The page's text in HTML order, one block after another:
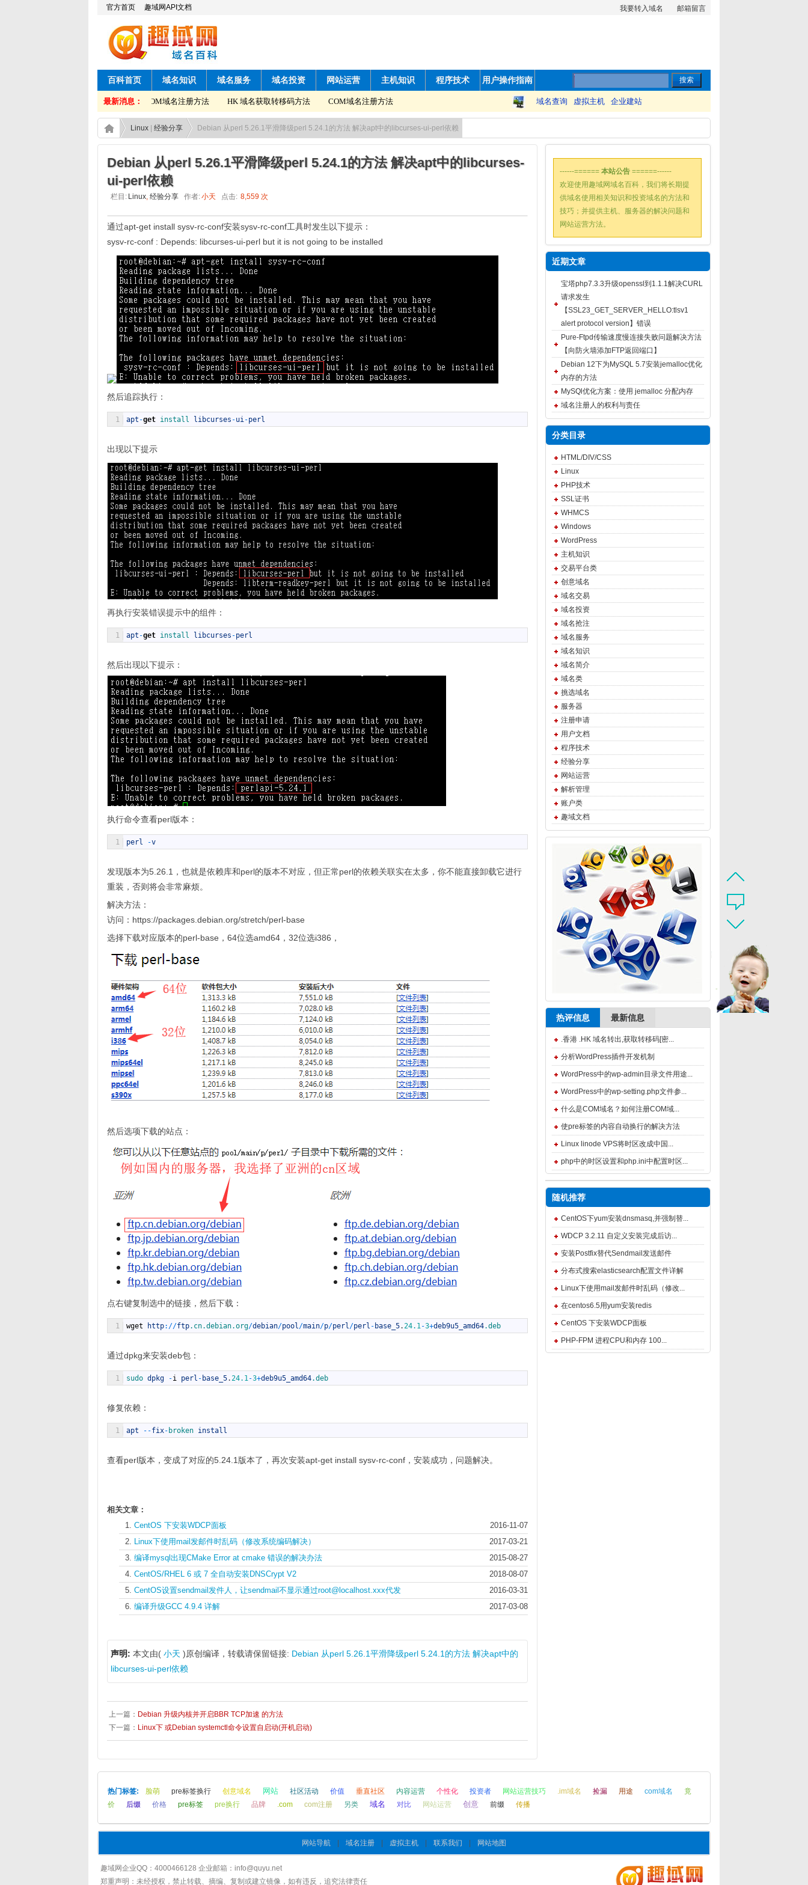
官方首页 趣域网API文档 我要转入域名 邮箱留言
百科首页 域名知识 域名服务 域名投资 网站运营 主机知识 程序技术 用户操作指南
最新消息：
HK 域名获取转移码方法 COM域名注册方法 HK 域名获取转移码方法 COM域名注册方法 域名查询 虚拟主机 企业建站
Linux 经验分享 Debian 从perl 5.26.1平滑降级perl 5.24.1的方法 解决apt中的libcurses-ui-perl依赖
Debian 从perl 5.26.1平滑降级perl 5.24.1的方法 解决apt中的libcurses-
ui-perl依赖
栏目: Linux, 经验分享 作者:小天 点击: 8,559 次
通过apt-get install sysv-rc-conf安装sysv-rc-conf工具时发生以下提示：
sysv-rc-conf : Depends: libcurses-ui-perl but it is not going to be installed
然后追踪执行：
1 apt -get install libcurses -ui-perl
出现以下提示
再执行安装错误提示中的组件：
1 apt -get install libcurses -perl
然后出现以下提示：
执行命令查看perl版本：
1 perl -v
发现版本为5.26.1，也就是依赖库和perl的版本不对应，但正常perl的依赖关联实在太多，你不能直接卸载它进行
重装，否则将会非常麻烦。
解决方法：
访问：https://packages.debian.org/stretch/perl-base
选择下载对应版本的perl-base，64位选amd64，32位选i386，
然后选项下载的站点：
点右键复制选中的链接，然后下载：
1 wget http: //ftp.cn.debian.org/debian/pool/main/p/perl/perl - base_5.24.1-3+deb9u5_amd64.deb
通过dpkg来安装deb包：
1 sudo dpkg -i perl - base_5.24.1-3+deb9u5_amd64.deb
修复依赖：
1 apt --fix- broken install
查看perl版本，变成了对应的5.24.1版本了，再次安装apt-get install sysv-rc-conf，安装成功，问题解决。
相关文章：
CentOS 下安装WDCP面板
2016-11-07
Linux下使用mail发邮件时乱码（修改系统编码解决）
2017-03-21
编译mysql出现CMake Error at cmake 错误的解决办法
2015-08-27
CentOS/RHEL 6 或 7 全自动安装DNSCrypt V2
2018-08-07
CentOS设置sendmail发件人，让sendmail不显示通过root@localhost.xxx代发
2016-03-31
编译升级GCC 4.9.4 详解
2017-03-08
声明: 本文由( 小天 )原创编译，转载请保留链接: Debian 从perl 5.26.1平滑降级perl 5.24.1的方法 解决apt中的
libcurses-ui-perl依赖
上一篇： Debian 升级内核并开启BBR TCP加速 的方法
下一篇： Linux下 或Debian systemctl命令设置自启动(开机启动)
------====== 本站公告 ======------
欢迎使用趣域网域名百科，我们将长期提
供域名使用相关知识和投资域名的方法和
技巧；并提供主机、服务器的解决问题和
网站运营方法。
近期文章
宝塔php7.3.3升级openssl到1.1.1解决CURL
请求发生
【SSL23_GET_SERVER_HELLO:tlsv1
alert protocol version】错误
Pure-Ftpd传输速度慢连接失败问题解决方法
【向防火墙添加FTP返回端口】
Debian 12下为MySQL 5.7安装jemalloc优化
内存的方法
MySQl优化方案：使用 jemalloc 分配内存
域名注册人的权利与责任
分类目录
HTML/DIV/CSS
Linux
PHP技术
SSL证书
WHMCS
Windows
WordPress
主机知识
交易平台类
创意域名
域名交易
域名投资
域名抢注
域名服务
域名知识
域名简介
域名类
挑选域名
服务器
注册申请
用户文档
程序技术
经验分享
网站运营
解析管理
账户类
趣域文档
热评信息 最新信息
.香港 .HK 域名转出,获取转移码[密...
分析WordPress插件开发机制
WordPress中的wp-admin目录文件用途...
WordPress中的wp-setting.php文件参...
什么是COM域名？如何注册COM域...
使pre标签的内容自动换行的解决方法
Linux linode VPS将时区改成中国...
php中的时区设置和php.ini中配置时区...
随机推荐
CentOS下yum安装dnsmasq,并强制替...
WDCP 3.2.11 自定义安装完成后访...
安装Postfix替代Sendmail发送邮件
分布式搜索elasticsearch配置文件详解
Linux下使用mail发邮件时乱码（修改...
在centos6.5用yum安装redis
CentOS 下安装WDCP面板
PHP-FPM 进程CPU和内存 100...
热门标签: 脸萌 pre标签换行 创意域名 网站 社区活动 价值 垂直社区 内容运营 个性化 投资者 网站运营技巧 .im域名 捡漏 用途 com域名
竟
价
后缀 价格 pre标签 pre换行 品牌 .com com注册 另类 域名 对比 网站运营 创意 前缀 传播
网站导航 域名注册 虚拟主机 联系我们 网站地图
趣域网企业QQ：4000466128 企业邮箱：info@quyu.net
郑重声明：未经授权，禁止转载、摘编、复制或建立镜像，如有违反，追究法律责任